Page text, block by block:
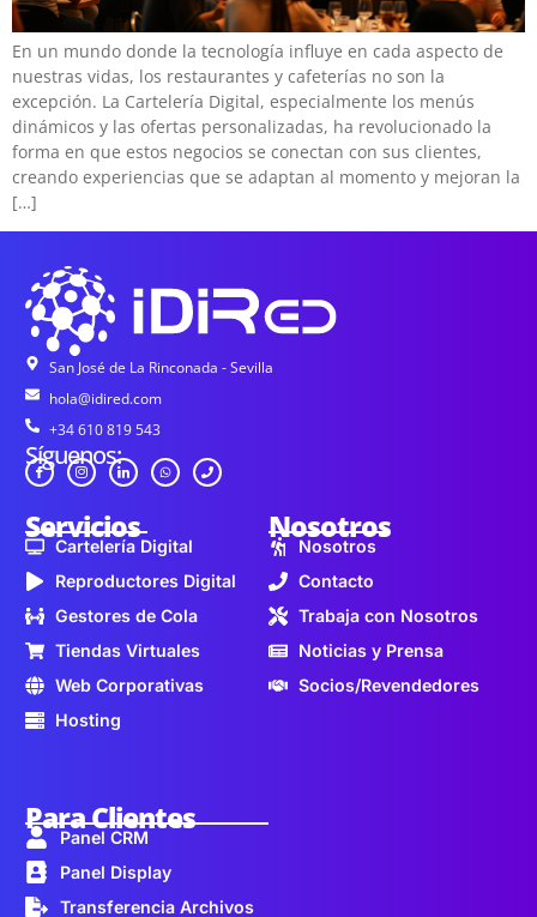
En un mundo donde la tecnología influye en cada aspecto de
nuestras vidas, los restaurantes y cafeterías no son la
excepción. La Cartelería Digital, especialmente los menús
dinámicos y las ofertas personalizadas, ha revolucionado la
forma en que estos negocios se conectan con sus clientes,
creando experiencias que se adaptan al momento y mejoran la
[…]
San José de La Rinconada - Sevilla
hola@idired.com
+34 610 819 543
Síguenos:
Servicios
Cartelería Digital
Reproductores Digital
Gestores de Cola
Tiendas Virtuales
Web Corporativas
Hosting
Nosotros
Nosotros
Contacto
Trabaja con Nosotros
Noticias y Prensa
Socios/Revendedores
Para Clientes
Panel CRM
Panel Display
Transferencia Archivos